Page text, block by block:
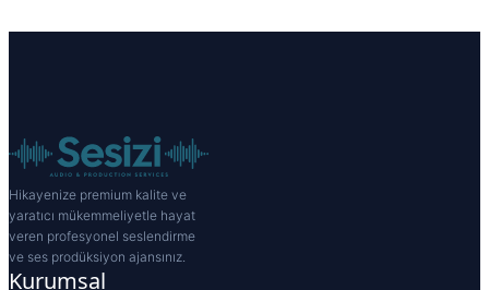
Hikayenize premium kalite ve
yaratıcı mükemmeliyetle hayat
veren profesyonel seslendirme
ve ses prodüksiyon ajansınız.
Kurumsal